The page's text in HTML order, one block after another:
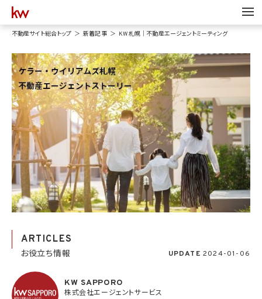
不動産サイト総合トップ 新着記事 KW 札幌｜不動産エージェントミーティング
ARTICLES
お役立ち情報 UPDATE 2024-01-06
KW SAPPORO
株式会社エージェントサービス